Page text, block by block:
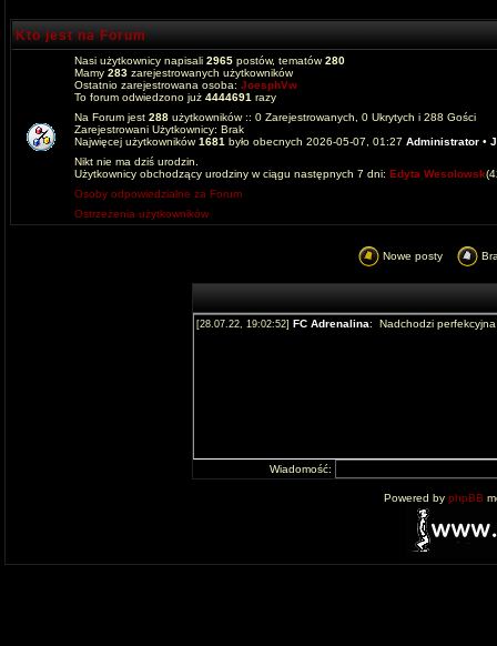
Kto jest na Forum
Nasi użytkownicy napisali 2965 postów, tematów280
Mamy 283 zarejestrowanych użytkowników
Ostatnio zarejestrowana osoba: JoesphVw
To forum odwiedzono już 4444691 razy
Na Forum jest 288 użytkowników :: 0 Zarejestrowanych, 0 Ukrytych i 288 Gości
Zarejestrowani Użytkownicy: Brak
Najwięcej użytkowników1681 było obecnych 2026-05-07, 01:27 Administrator •
Nikt nie ma dziś urodzin.
Użytkownicy obchodzący urodziny w ciągu następnych 7 dni: Edyta Wesolowsk
Osoby odpowiedzialne za Forum
Ostrzeżenia użytkowników
Nowe posty
Wiadomość:
Powered by phpBB